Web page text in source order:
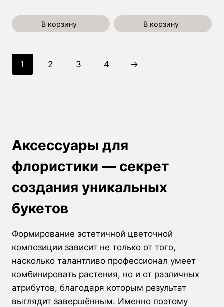
В корзину В корзину
1 2 3 4 →
Аксессуары для
флористики — секрет
создания уникальных
букетов
Формирование эстетичной цветочной
композиции зависит не только от того,
насколько талантливо профессионал умеет
комбинировать растения, но и от различных
атрибутов, благодаря которым результат
выглядит завершённым. Именно поэтому